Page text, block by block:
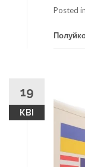
Posted
19
КВІ